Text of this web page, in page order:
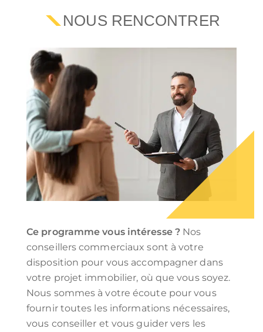
NOUS RENCONTRER
Ce programme vous intéresse ?Nos
conseillers commerciaux sont à votre
disposition pour vous accompagner dans
votre projet immobilier, où que vous soyez.
Nous sommes à votre écoute pour vous
fournir toutes les informations nécessaires,
vous conseiller et vous guider vers les